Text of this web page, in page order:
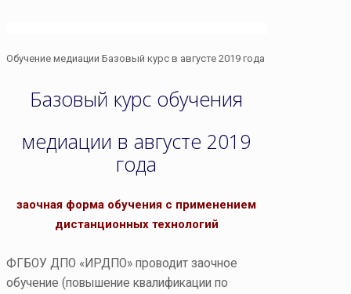
Обучение медиации Базовый курс в августе 2019 года
Базовый курс обучения
медиации в августе 2019
года
заочная форма обучения с применением
дистанционных технологий
ФГБОУ ДПО «ИРДПО» проводит заочное
обучение (повышение квалификации по